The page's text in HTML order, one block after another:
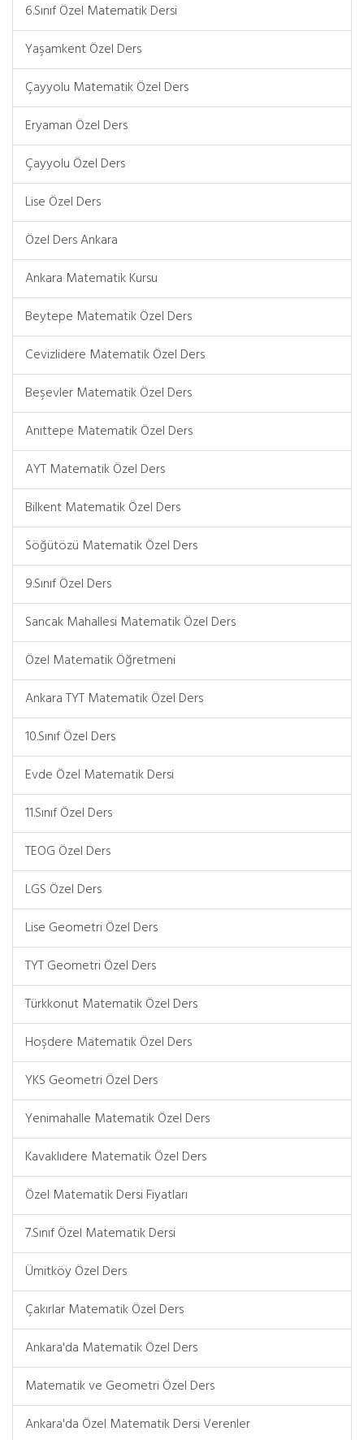
6.Sınıf Özel Matematik Dersi
Yaşamkent Özel Ders
Çayyolu Matematik Özel Ders
Eryaman Özel Ders
Çayyolu Özel Ders
Lise Özel Ders
Özel Ders Ankara
Ankara Matematik Kursu
Beytepe Matematik Özel Ders
Cevizlidere Matematik Özel Ders
Beşevler Matematik Özel Ders
Anıttepe Matematik Özel Ders
AYT Matematik Özel Ders
Bilkent Matematik Özel Ders
Söğütözü Matematik Özel Ders
9.Sınıf Özel Ders
Sancak Mahallesi Matematik Özel Ders
Özel Matematik Öğretmeni
Ankara TYT Matematik Özel Ders
10.Sınıf Özel Ders
Evde Özel Matematik Dersi
11.Sınıf Özel Ders
TEOG Özel Ders
LGS Özel Ders
Lise Geometri Özel Ders
TYT Geometri Özel Ders
Türkkonut Matematik Özel Ders
Hoşdere Matematik Özel Ders
YKS Geometri Özel Ders
Yenimahalle Matematik Özel Ders
Kavaklıdere Matematik Özel Ders
Özel Matematik Dersi Fiyatları
7.Sınıf Özel Matematik Dersi
Ümitköy Özel Ders
Çakırlar Matematik Özel Ders
Ankara'da Matematik Özel Ders
Matematik ve Geometri Özel Ders
Ankara'da Özel Matematik Dersi Verenler